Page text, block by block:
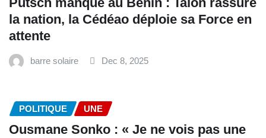
la nation, la Cédéao déploie sa Force en
attente
barre solaire Dec 8, 2025
POLITIQUE UNE
Ousmane Sonko : « Je ne vois pas une